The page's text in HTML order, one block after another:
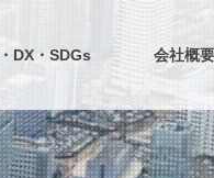
DX・SDGs 会社概要